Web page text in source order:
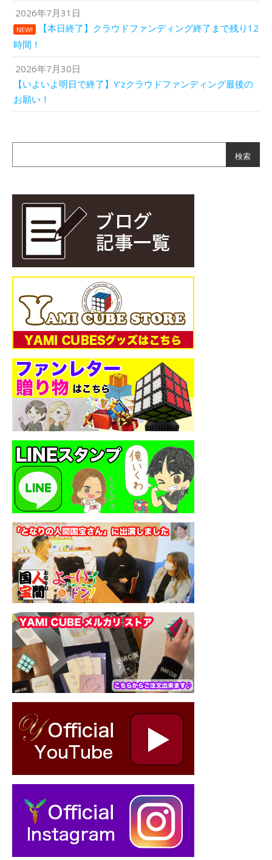
2026年7月31日
NEW!
【本日終了】クラウドファンディング終了まで残り12
時間！
2026年7月30日
【いよいよ明日で終了】Y’zクラウドファンディング最後の
お願い！
検索